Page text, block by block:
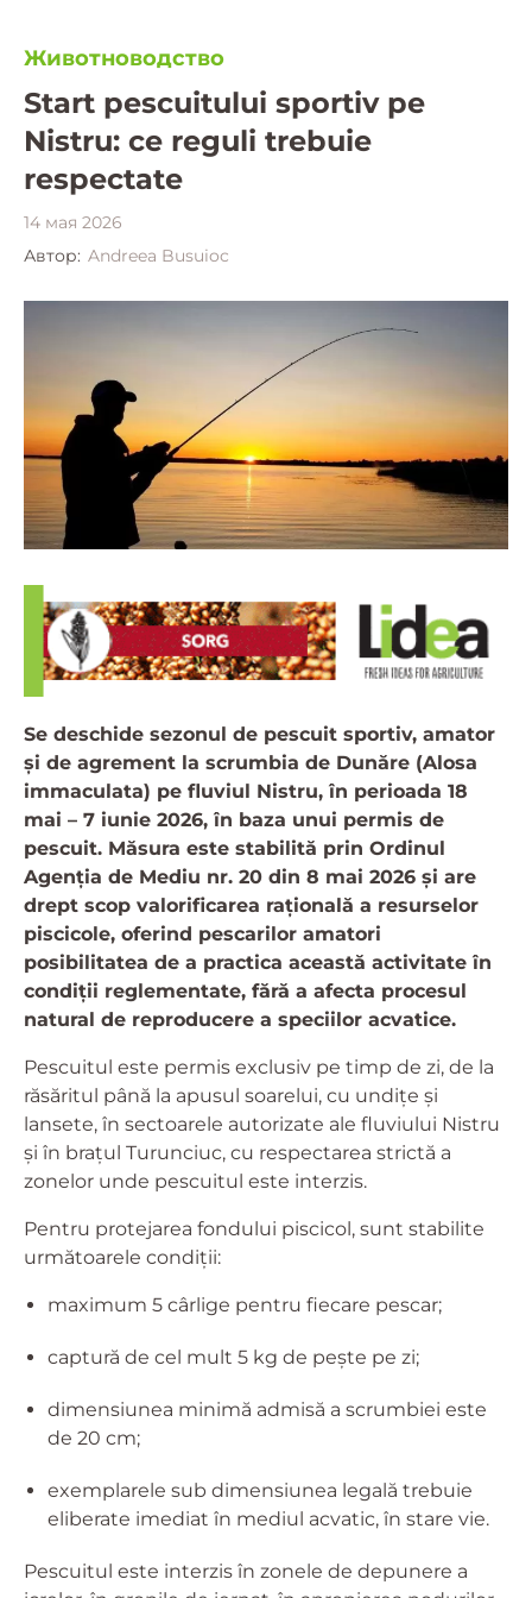
Животноводство
Start pescuitului sportiv pe
Nistru: ce reguli trebuie
respectate
14 мая 2026
Автор: Andreea Busuioc
Se deschide sezonul de pescuit sportiv, amator
și de agrement la scrumbia de Dunăre (Alosa
immaculata) pe fluviul Nistru, în perioada 18
mai – 7 iunie 2026, în baza unui permis de
pescuit. Măsura este stabilită prin Ordinul
Agenția de Mediu nr. 20 din 8 mai 2026 și are
drept scop valorificarea rațională a resurselor
piscicole, oferind pescarilor amatori
posibilitatea de a practica această activitate în
condiții reglementate, fără a afecta procesul
natural de reproducere a speciilor acvatice.
Pescuitul este permis exclusiv pe timp de zi, de la
răsăritul până la apusul soarelui, cu undițe și
lansete, în sectoarele autorizate ale fluviului Nistru
și în brațul Turunciuc, cu respectarea strictă a
zonelor unde pescuitul este interzis.
Pentru protejarea fondului piscicol, sunt stabilite
următoarele condiții:
maximum 5 cârlige pentru fiecare pescar;
captură de cel mult 5 kg de pește pe zi;
dimensiunea minimă admisă a scrumbiei este
de 20 cm;
exemplarele sub dimensiunea legală trebuie
eliberate imediat în mediul acvatic, în stare vie.
Pescuitul este interzis în zonele de depunere a